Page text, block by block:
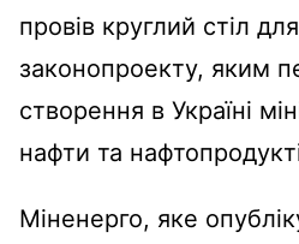
провів круглий стіл
законопроекту, яким
створення в Україні
нафти та
Міненерго, яке